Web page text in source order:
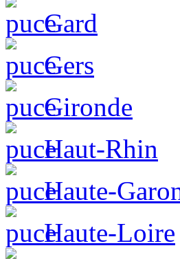
Gard
Gers
Gironde
Haut-Rhin
Haute-
Haute-Loire